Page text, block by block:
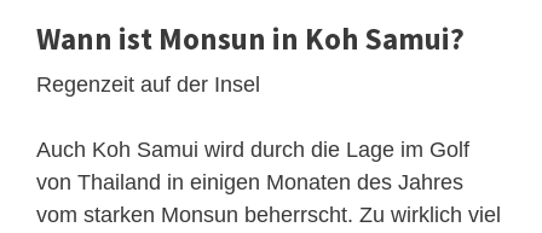
Wann ist Monsun in Koh Samui?
Regenzeit auf der Insel
Auch Koh Samui wird durch die Lage im Golf
von Thailand in einigen Monaten des Jahres
vom starken Monsun beherrscht. Zu wirklich viel